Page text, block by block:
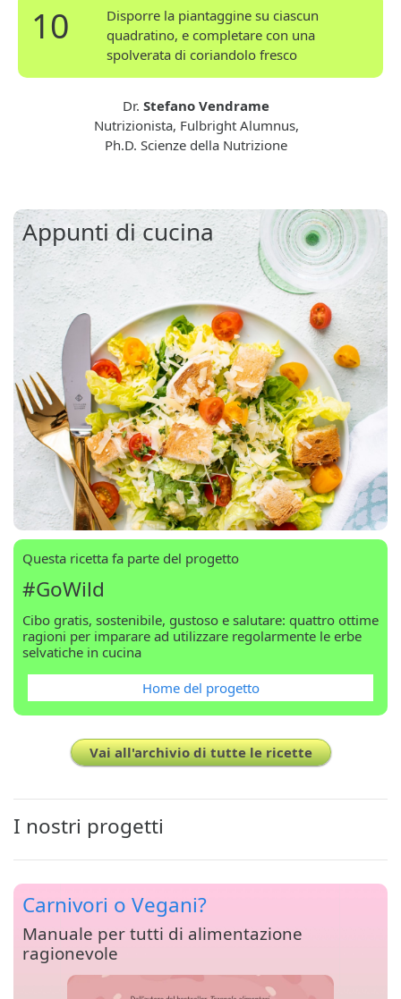
10
Disporre la piantaggine su ciascun
quadratino, e completare con una
spolverata di coriandolo fresco
Dr. Stefano Vendrame
Nutrizionista, Fulbright Alumnus,
Ph.D. Scienze della Nutrizione
Appunti di cucina
Questa ricetta fa parte del progetto
#GoWild
Cibo gratis, sostenibile, gustoso e salutare: quattro ottime
ragioni per imparare ad utilizzare regolarmente le erbe
selvatiche in cucina
Home del progetto
Vai all'archivio di tutte le ricette
I nostri progetti
Carnivori o Vegani?
Manuale per tutti di alimentazione
ragionevole